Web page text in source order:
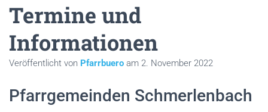
Termine und
Informationen
Veröffentlicht von Pfarrbuero am 2. November 2022
Pfarrgemeinden Schmerlenbach